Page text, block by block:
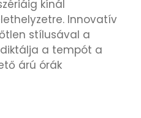
kínál
Innovatív
stílusával a
a tempót a
árú órák